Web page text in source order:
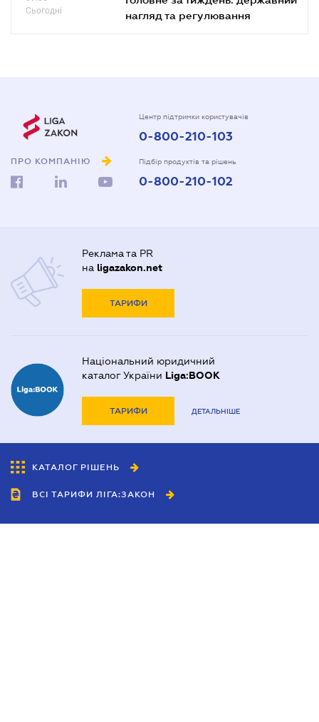
Сьогодні
нагляд та регулювання
ПРО КОМПАНІЮ
Центр підтримки користувачів
0-800-210-103
Підбір продуктів та рішень
0-800-210-102
Реклама та PR
на ligazakon.net
ТАРИФИ
Національний юридичний
каталог України Liga:BOOK
ТАРИФИ ДЕТАЛЬНІШЕ
КАТАЛОГ РІШЕНЬ
ВСІ ТАРИФИ ЛІГА:ЗАКОН